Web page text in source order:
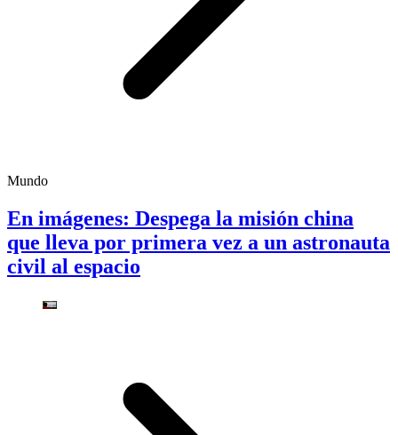
Mundo
En imágenes: Despega la misión china
que lleva por primera vez a un astronauta
civil al espacio